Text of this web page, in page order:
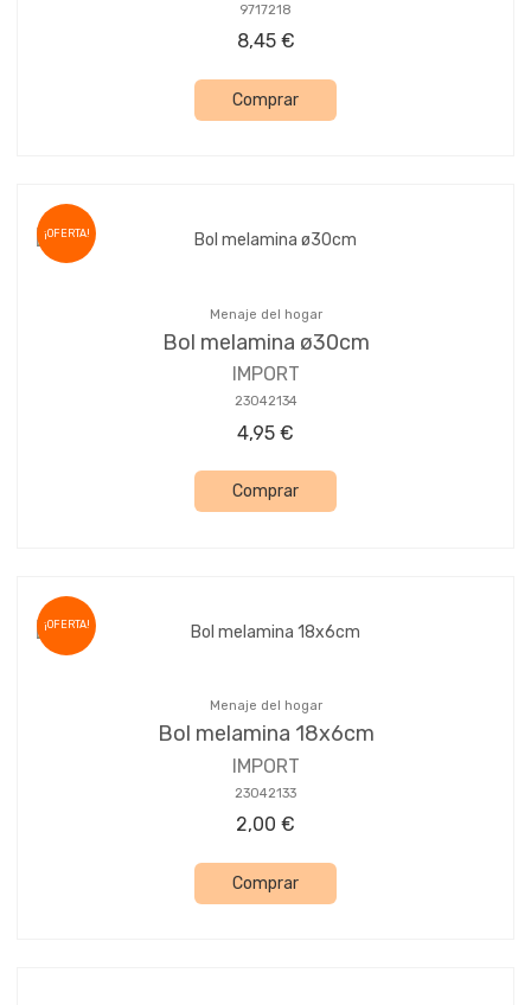
9717218
8,45 €
Comprar
¡OFERTA!
Menaje del hogar
Bol melamina ø30cm
IMPORT
23042134
4,95 €
Comprar
¡OFERTA!
Menaje del hogar
Bol melamina 18x6cm
IMPORT
23042133
2,00 €
Comprar